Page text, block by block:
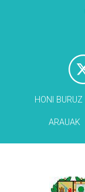
HONI BURUZ
ARAUAK